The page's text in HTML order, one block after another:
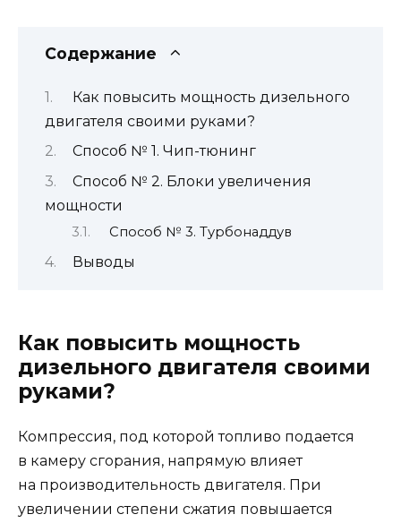
Содержание
Как повысить мощность дизельного
двигателя своими руками?
Способ № 1. Чип-тюнинг
Способ № 2. Блоки увеличения
мощности
Способ № 3. Турбонаддув
Выводы
Как повысить мощность
дизельного двигателя своими
руками?
Компрессия, под которой топливо подается
в камеру сгорания, напрямую влияет
на производительность двигателя. При
увеличении степени сжатия повышается